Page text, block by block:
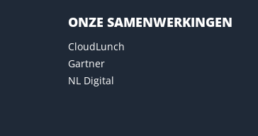
ONZE SAMENWERKINGEN
CloudLunch
Gartner
NL Digital